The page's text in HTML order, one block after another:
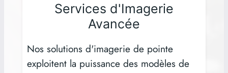
Services d'Imagerie
Avancée
Nos solutions d'imagerie de pointe
exploitent la puissance des modèles de